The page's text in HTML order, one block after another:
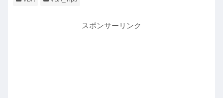
スポンサーリンク